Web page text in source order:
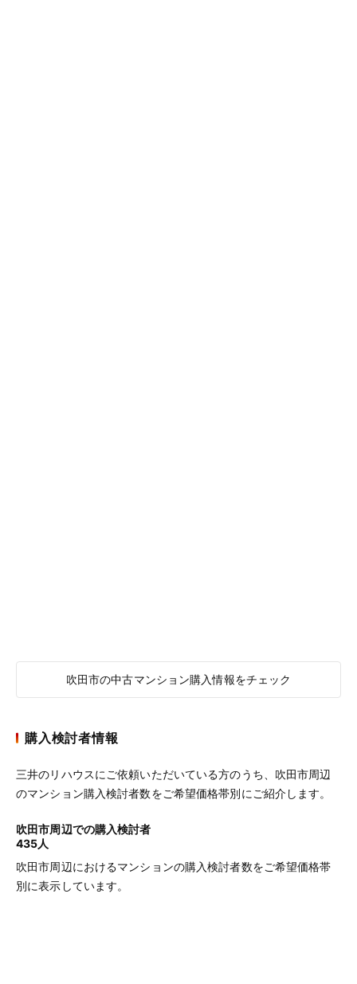
吹田市の中古マンション購入情報をチェック
購入検討者情報
三井のリハウスにご依頼いただいている方のうち、吹田市周辺
のマンション購入検討者数をご希望価格帯別にご紹介します。
吹田市周辺での購入検討者
435人
吹田市周辺におけるマンションの購入検討者数をご希望価格帯
別に表示しています。